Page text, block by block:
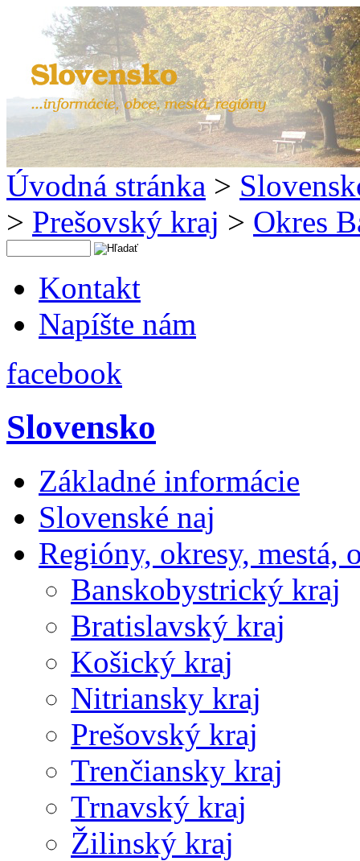
Úvodná stránka >
> Prešovský kraj > Okres
Kontakt
Napíšte nám
facebook
Slovensko
Základné informácie
Slovenské naj
Regióny, okresy, mestá,
Banskobystrický kraj
Bratislavský kraj
Košický kraj
Nitriansky kraj
Prešovský kraj
Trenčiansky kraj
Trnavský kraj
Žilinský kraj